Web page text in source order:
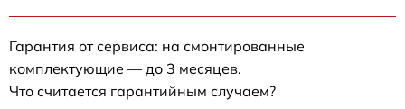
Гарантия от сервиса: на смонтированные
комплектующие — до 3 месяцев.
Что считается гарантийным случаем?